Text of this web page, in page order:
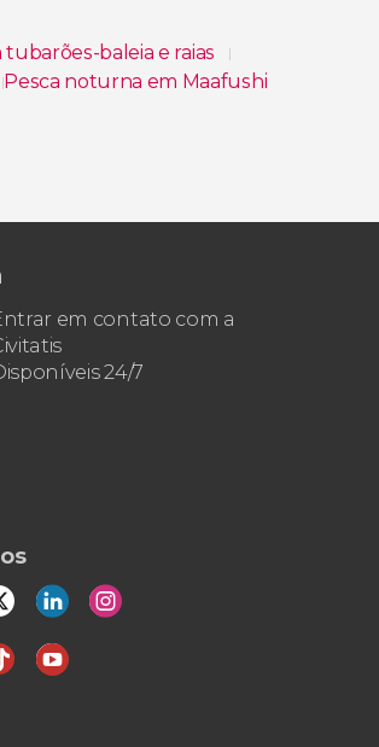
baleia e raias
Pesca noturna em Maafushi
em contato com a
24/7